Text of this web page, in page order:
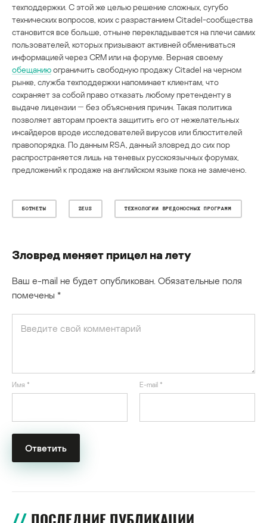
техподдержки. С этой же целью решение сложных, сугубо
технических вопросов, коих с разрастанием Citadel-сообщества
становится все больше, отныне перекладывается на плечи самих
пользователей, которых призывают активней обмениваться
информацией через CRM или на форуме. Верная своему
обещаниюограничить свободную продажу Citadel на черном
рынке, служба техподдержки напоминает клиентам, что
сохраняет за собой право отказать любому претенденту в
выдаче лицензии ― без объяснения причин. Такая политика
позволяет авторам проекта защитить его от нежелательных
инсайдеров вроде исследователей вирусов или блюстителей
правопорядка. По данным RSA, данный зловред до сих пор
распространяется лишь на теневых русскоязычных форумах,
предложений к продаже на английском языке пока не замечено.
БОТНЕТЫ ZEUS ТЕХНОЛОГИИ ВРЕДОНОСНЫХ ПРОГРАММ
Зловред меняет прицел на лету
Ваш e-mail не будет опубликован. Обязательные поля
помечены *
Имя * E-mail *